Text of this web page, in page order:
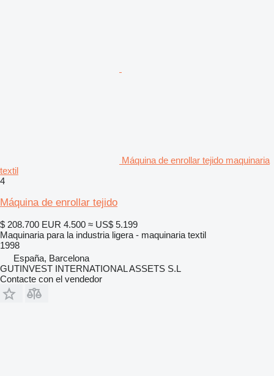
Máquina de enrollar tejido maquinaria
textil
4
Máquina de enrollar tejido
$ 208.700 EUR 4.500 ≈ US$ 5.199
Maquinaria para la industria ligera - maquinaria textil
1998
España, Barcelona
GUTINVEST INTERNATIONAL ASSETS S.L
Contacte con el vendedor